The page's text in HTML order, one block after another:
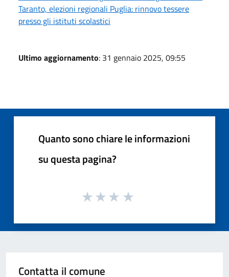
Taranto, elezioni regionali Puglia: rinnovo tessere
presso gli istituti scolastici
Ultimo aggiornamento: 31 gennaio 2025, 09:55
Quanto sono chiare le informazioni
su questa pagina?
Contatta il comune